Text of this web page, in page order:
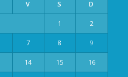
V S D
1 2
7 8 9
14 15 16